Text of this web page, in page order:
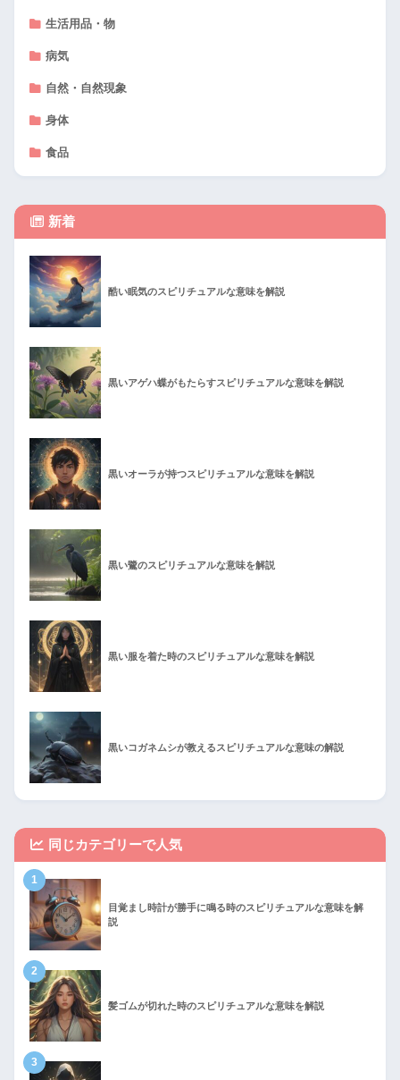
生活用品・物
病気
自然・自然現象
身体
食品
新着
酷い眠気のスピリチュアルな意味を解説
黒いアゲハ蝶がもたらすスピリチュアルな意味を解説
黒いオーラが持つスピリチュアルな意味を解説
黒い鷺のスピリチュアルな意味を解説
黒い服を着た時のスピリチュアルな意味を解説
黒いコガネムシが教えるスピリチュアルな意味の解説
同じカテゴリーで人気
1
目覚まし時計が勝手に鳴る時のスピリチュアルな意味を解
説
2
髪ゴムが切れた時のスピリチュアルな意味を解説
3